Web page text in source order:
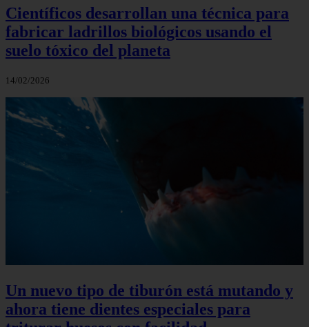
Científicos desarrollan una técnica para
fabricar ladrillos biológicos usando el
suelo tóxico del planeta
14/02/2026
Un nuevo tipo de tiburón está mutando y
ahora tiene dientes especiales para